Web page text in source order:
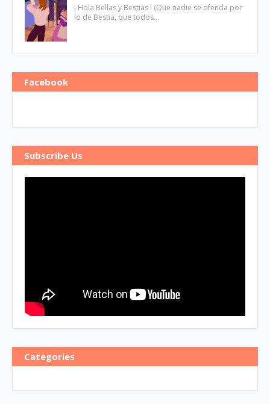
¡ Hola Bellas y Bestias ! (Que nadie se ofenda por
lo de Bestia, que todos…
Facebook
Subscribe Us
Categories